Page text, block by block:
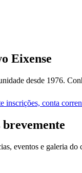
Eixense
desde 1976.
inscrições, conta
brevemente
eventos e galeria do